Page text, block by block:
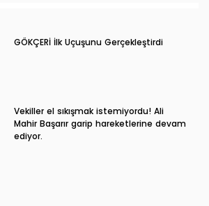
GÖKÇERİ İlk Uçuşunu Gerçekleştirdi
Vekiller el sıkışmak istemiyordu! Ali
Mahir Başarır garip hareketlerine devam
ediyor.